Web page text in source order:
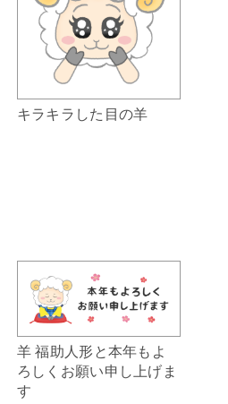
キラキラした目の羊
羊 福助人形と本年もよ
ろしくお願い申し上げま
す